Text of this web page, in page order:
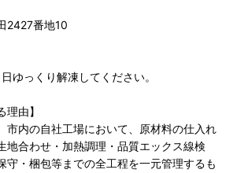
2427番地10
ゆっくり解凍してください。
理由】
市内の自社工場において、原材料の仕入れ
地合わせ・加熱調理・品質エックス線検
守・梱包等までの全工程を一元管理するも